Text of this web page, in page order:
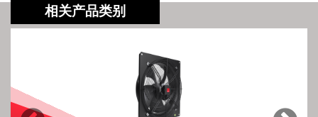
相关产品类别